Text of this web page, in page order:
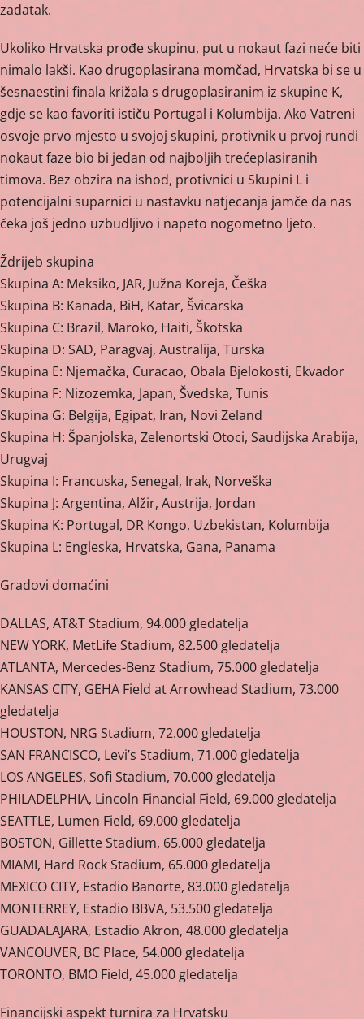
zadatak.
Ukoliko Hrvatska prođe skupinu, put u nokaut fazi neće biti
nimalo lakši. Kao drugoplasirana momčad, Hrvatska bi se u
šesnaestini finala križala s drugoplasiranim iz skupine K,
gdje se kao favoriti ističu Portugal i Kolumbija. Ako Vatreni
osvoje prvo mjesto u svojoj skupini, protivnik u prvoj rundi
nokaut faze bio bi jedan od najboljih trećeplasiranih
timova. Bez obzira na ishod, protivnici u Skupini L i
potencijalni suparnici u nastavku natjecanja jamče da nas
čeka još jedno uzbudljivo i napeto nogometno ljeto.
Ždrijeb skupina
Skupina A: Meksiko, JAR, Južna Koreja, Češka
Skupina B: Kanada, BiH, Katar, Švicarska
Skupina C: Brazil, Maroko, Haiti, Škotska
Skupina D: SAD, Paragvaj, Australija, Turska
Skupina E: Njemačka, Curacao, Obala Bjelokosti, Ekvador
Skupina F: Nizozemka, Japan, Švedska, Tunis
Skupina G: Belgija, Egipat, Iran, Novi Zeland
Skupina H: Španjolska, Zelenortski Otoci, Saudijska Arabija,
Urugvaj
Skupina I: Francuska, Senegal, Irak, Norveška
Skupina J: Argentina, Alžir, Austrija, Jordan
Skupina K: Portugal, DR Kongo, Uzbekistan, Kolumbija
Skupina L: Engleska, Hrvatska, Gana, Panama
Gradovi domaćini
DALLAS, AT&T Stadium, 94.000 gledatelja
NEW YORK, MetLife Stadium, 82.500 gledatelja
ATLANTA, Mercedes-Benz Stadium, 75.000 gledatelja
KANSAS CITY, GEHA Field at Arrowhead Stadium, 73.000
gledatelja
HOUSTON, NRG Stadium, 72.000 gledatelja
SAN FRANCISCO, Levi’s Stadium, 71.000 gledatelja
LOS ANGELES, Sofi Stadium, 70.000 gledatelja
PHILADELPHIA, Lincoln Financial Field, 69.000 gledatelja
SEATTLE, Lumen Field, 69.000 gledatelja
BOSTON, Gillette Stadium, 65.000 gledatelja
MIAMI, Hard Rock Stadium, 65.000 gledatelja
MEXICO CITY, Estadio Banorte, 83.000 gledatelja
MONTERREY, Estadio BBVA, 53.500 gledatelja
GUADALAJARA, Estadio Akron, 48.000 gledatelja
VANCOUVER, BC Place, 54.000 gledatelja
TORONTO, BMO Field, 45.000 gledatelja
Financijski aspekt turnira za Hrvatsku